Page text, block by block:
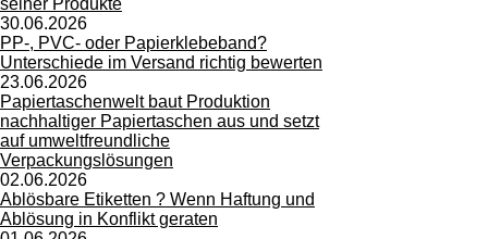
seiner Produkte
30.06.2026
PP-, PVC- oder Papierklebeband?
Unterschiede im Versand richtig bewerten
23.06.2026
Papiertaschenwelt baut Produktion
nachhaltiger Papiertaschen aus und setzt
auf umweltfreundliche
Verpackungslösungen
02.06.2026
Ablösbare Etiketten ? Wenn Haftung und
Ablösung in Konflikt geraten